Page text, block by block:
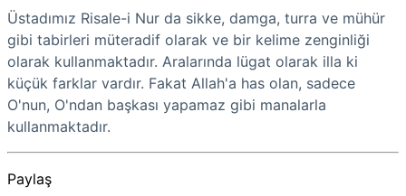
Üstadımız Risale-i Nur da sikke, damga, turra ve mühür
gibi tabirleri müteradif olarak ve bir kelime zenginliği
olarak kullanmaktadır. Aralarında lügat olarak illa ki
küçük farklar vardır. Fakat Allah'a has olan, sadece
O'nun, O'ndan başkası yapamaz gibi manalarla
kullanmaktadır.
Paylaş